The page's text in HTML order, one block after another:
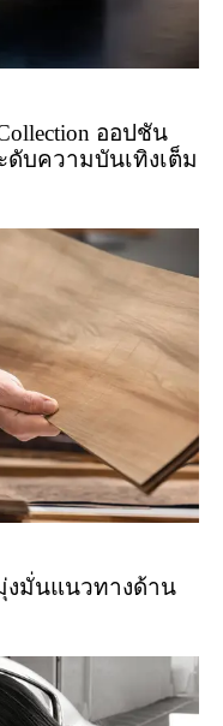
ออปชัน
ดับความบันเทิงเต็ม
งมั่นแนวทางด้าน